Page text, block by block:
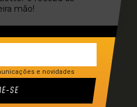
mão!
e novidades
SE